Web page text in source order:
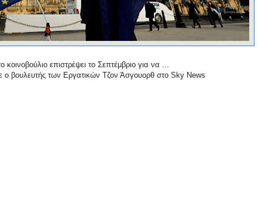
επιστρέψει το Σεπτέμβριο για να ...
βουλευτής των Εργατικών Τζον Άσγουορθ στο Sky News